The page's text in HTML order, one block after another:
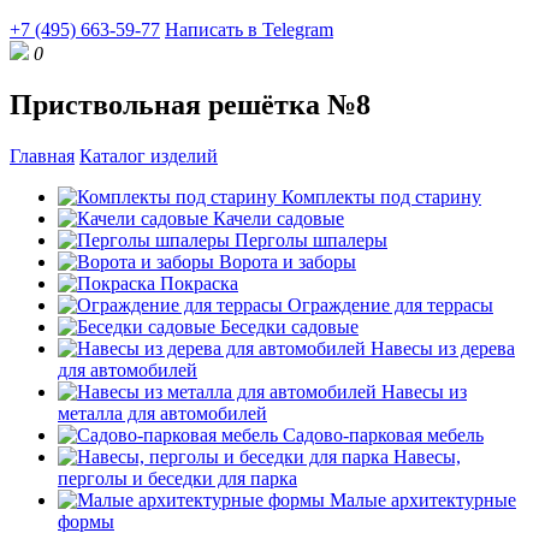
+7 (495) 663-59-77 Написать в Telegram
0
Приствольная решётка №8
Главная Каталог изделий
Комплекты под старину
Качели садовые
Перголы шпалеры
Ворота и заборы
Покраска
Ограждение для террасы
Беседки садовые
Навесы из дерева
для автомобилей
Навесы из
металла для автомобилей
Садово-парковая мебель
Навесы,
перголы и беседки для парка
Малые архитектурные
формы